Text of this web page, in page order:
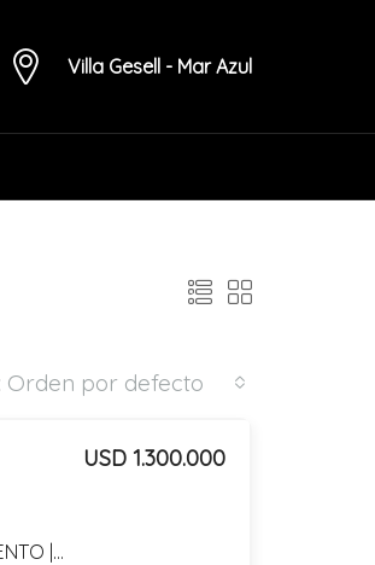
Villa Gesell - Mar Azul
Orden por defecto
HOSTERÍA 4 ESTRELLAS | EN FUNCIONAMIENTO | TURISMO Y RENTABILIDAD | VILLA GESELL
USD 1.300.000